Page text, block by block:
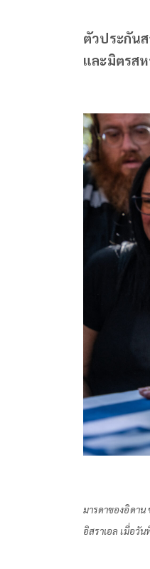
ตัวประกัน
และมิตรส
มารดาของอิดา
อิสราเอล เมื่อวั